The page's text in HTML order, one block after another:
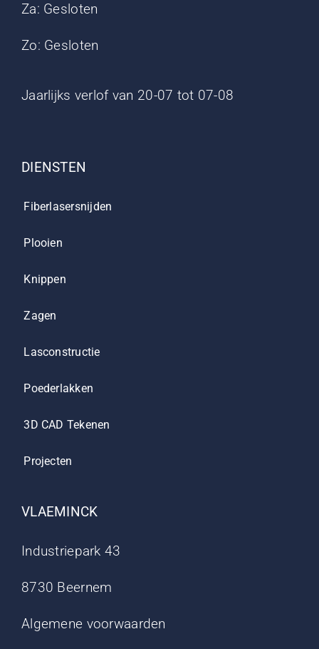
Za: Gesloten
Zo: Gesloten
Jaarlijks verlof van 20-07 tot 07-08
DIENSTEN
Fiberlasersnijden
Plooien
Knippen
Zagen
Lasconstructie
Poederlakken
3D CAD Tekenen
Projecten
VLAEMINCK
Industriepark 43
8730 Beernem
Algemene voorwaarden